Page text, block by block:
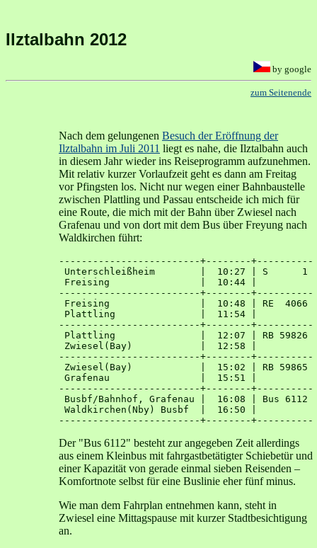
Ilztalbahn 2012
by google
zum Seitenende
Nach dem gelungenen Besuch der Eröffnung der
Ilztalbahn im Juli 2011 liegt es nahe, die Ilztalbahn auch
in diesem Jahr wieder ins Reiseprogramm aufzunehmen.
Mit relativ kurzer Vorlaufzeit geht es dann am Freitag
vor Pfingsten los. Nicht nur wegen einer Bahnbaustelle
zwischen Plattling und Passau entscheide ich mich für
eine Route, die mich mit der Bahn über Zwiesel nach
Grafenau und von dort mit dem Bus über Freyung nach
Waldkirchen führt:
-------------------------+--------+----------
Unterschleißheim        |  10:27 | S      1
Freising                |  10:44 |
-------------------------+--------+----------
Freising                |  10:48 | RE  4066
Plattling               |  11:54 |
-------------------------+--------+----------
Plattling               |  12:07 | RB 59826
Zwiesel(Bay)            |  12:58 |
-------------------------+--------+----------
Zwiesel(Bay)            |  15:02 | RB 59865
Grafenau                |  15:51 |
-------------------------+--------+----------
Busbf/Bahnhof, Grafenau |  16:08 | Bus 6112
Waldkirchen(Nby) Busbf  |  16:50 |
Der "Bus 6112" besteht zur angegeben Zeit allerdings
aus einem Kleinbus mit fahrgastbetätigter Schiebetür und
einer Kapazität von gerade einmal sieben Reisenden –
Komfortnote selbst für eine Buslinie eher fünf minus.
Wie man dem Fahrplan entnehmen kann, steht in
Zwiesel eine Mittagspause mit kurzer Stadtbesichtigung
an.